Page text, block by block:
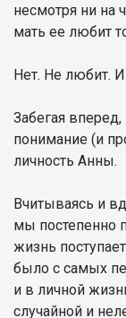
несмотря ни на
мать ее любит
Нет. Не любит.
Забегая
понимание (и
личность Анны.
Вчитываясь и
мы постепенно
жизнь
было с самых
и в личной
случайной и